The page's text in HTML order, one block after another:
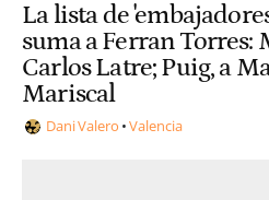
La lista de
suma a Ferran Torres:
Carlos Latre; Puig, a
Mariscal
Dani Valero Valencia